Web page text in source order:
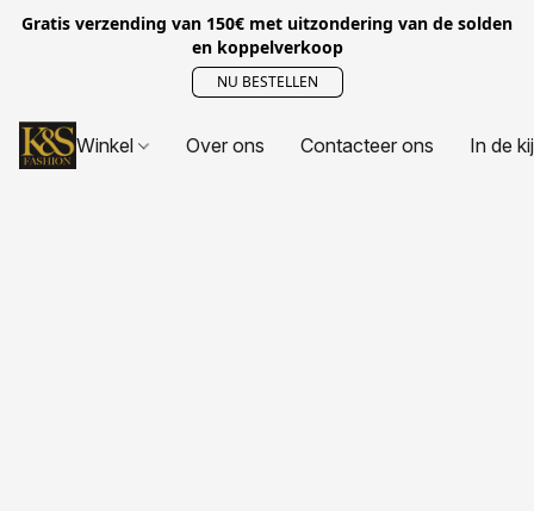
Gratis verzending van 150€ met uitzondering van de solden
en koppelverkoop
NU BESTELLEN
Winkel Over ons Contacteer ons In de